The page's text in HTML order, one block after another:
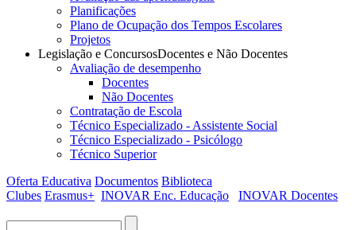
Planificações
Plano de Ocupação dos Tempos Escolares
Projetos
Legislação e ConcursosDocentes e Não Docentes
Avaliação de desempenho
Docentes
Não Docentes
Contratação de Escola
Técnico Especializado - Assistente Social
Técnico Especializado - Psicólogo
Técnico Superior
Oferta Educativa Documentos Biblioteca
Clubes Erasmus+ INOVAR Enc. Educação INOVAR Docentes
Procurar